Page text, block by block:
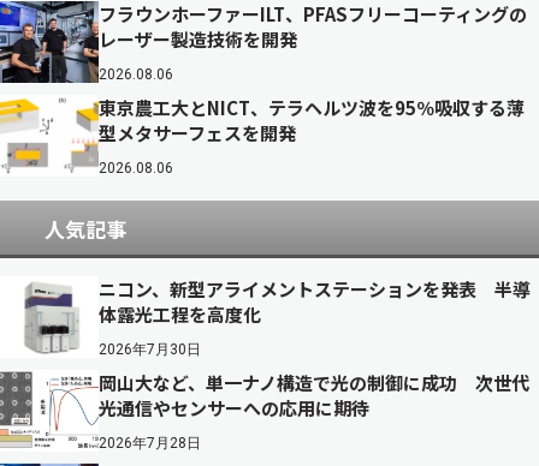
フラウンホーファーILT、PFASフリーコーティングの
レーザー製造技術を開発
2026.08.06
東京農工大とNICT、テラヘルツ波を95％吸収する薄
型メタサーフェスを開発
2026.08.06
人気記事
ニコン、新型アライメントステーションを発表 半導
体露光工程を高度化
2026年7月30日
岡山大など、単一ナノ構造で光の制御に成功 次世代
光通信やセンサーへの応用に期待
2026年7月28日